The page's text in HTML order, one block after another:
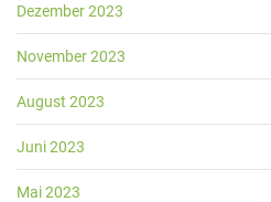
Dezember 2023
November 2023
August 2023
Juni 2023
Mai 2023